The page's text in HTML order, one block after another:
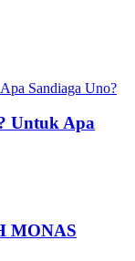
Untuk Apa
MONAS